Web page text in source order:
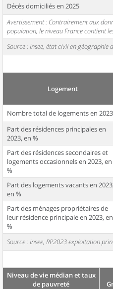
Décès domiciliés en 2025
Avertissement : Contrairement aux
population, le niveau France contient
Source : Insee, état civil en géographie
Logement
Nombre total de logements en 2023
Part des résidences principales en
2023, en %
Part des résidences secondaires et
logements occasionnels en 2023, en
%
Part des logements vacants en 2023,
en %
Part des ménages propriétaires de
leur résidence principale en 2023, en
%
Source : Insee, RP2023 exploitation
Niveau de vie médian et taux
de pauvreté